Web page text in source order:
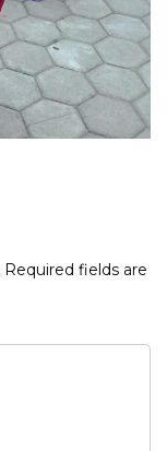
Required fields are